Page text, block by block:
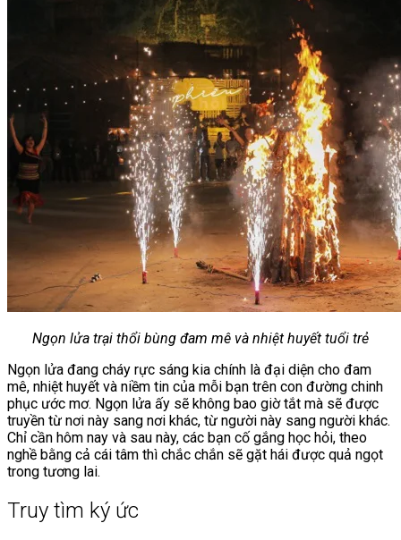
Ngọn lửa trại thổi bùng đam mê và nhiệt huyết tuổi trẻ
Ngọn lửa đang cháy rực sáng kia chính là đại diện cho đam
mê, nhiệt huyết và niềm tin của mỗi bạn trên con đường chinh
phục ước mơ. Ngọn lửa ấy sẽ không bao giờ tắt mà sẽ được
truyền từ nơi này sang nơi khác, từ người này sang người khác.
Chỉ cần hôm nay và sau này, các bạn cố gắng học hỏi, theo
nghề bằng cả cái tâm thì chắc chắn sẽ gặt hái được quả ngọt
trong tương lai.
Truy tìm ký ức